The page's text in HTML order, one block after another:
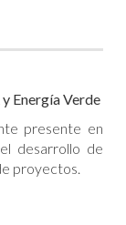
Energía Verde
presente en
desarrollo de
proyectos.